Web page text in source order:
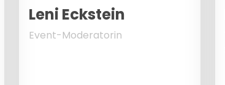
Leni Eckstein
Event-Moderatorin